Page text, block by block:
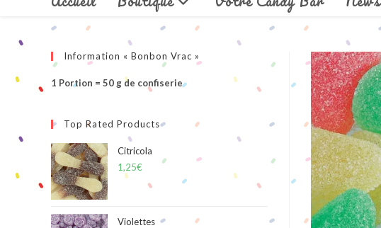
Information « Bonbon Vrac »
1 Portion = 50 g de confiserie
Top Rated Products
Citricola
1,25€
Violettes